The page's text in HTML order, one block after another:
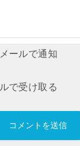
ールで通知
で受け取る